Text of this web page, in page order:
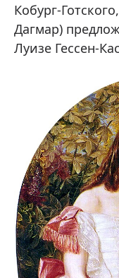
Кобург-
Дагмар)
Луизе Гессен-